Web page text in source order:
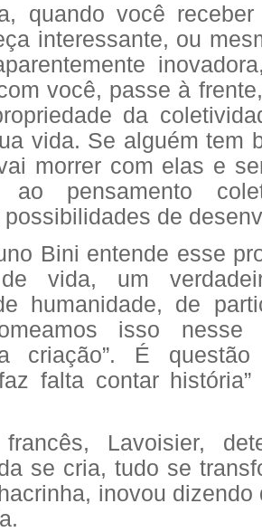
quando você
interessante, ou
você, passe à
da
vida. Se alguém tem
morrer com elas e
ao pensamento
de
Bini entende esse
vida, um
humanidade, de
isso nesse
criação”. É
falta contar
Lavoisier,
se cria, tudo se
inovou dizendo